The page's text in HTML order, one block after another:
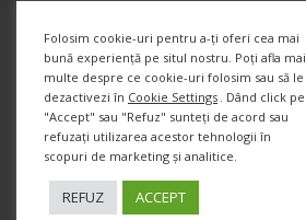
ANPC
Info Contact
Str. Semenic, Nr.1, Ap.5, Timisoara.
Telefon:(+4) 0747 066 701
Folosim cookie-uri pentru a-ți oferi cea mai
bună experiență pe situl nostru. Poți afla mai
multe despre ce cookie-uri folosim sau să le
dezactivezi în Cookie Settings . Dând click pe
"Accept" sau "Refuz" sunteți de acord sau
refuzați utilizarea acestor tehnologii în
scopuri de marketing și analitice.
REFUZ ACCEPT